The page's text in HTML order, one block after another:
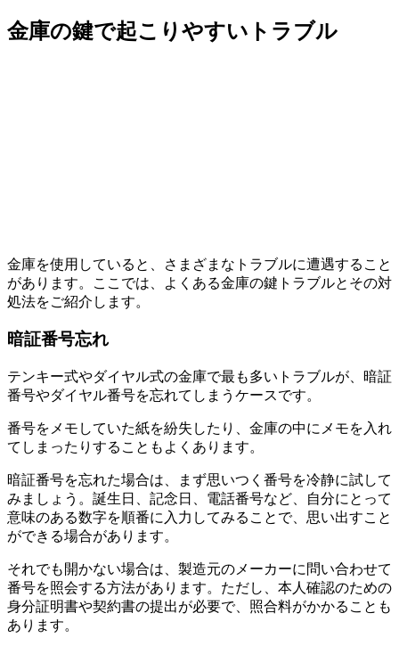
金庫の鍵で起こりやすいトラブル
金庫を使用していると、さまざまなトラブルに遭遇すること
があります。ここでは、よくある金庫の鍵トラブルとその対
処法をご紹介します。
暗証番号忘れ
テンキー式やダイヤル式の金庫で最も多いトラブルが、暗証
番号やダイヤル番号を忘れてしまうケースです。
番号をメモしていた紙を紛失したり、金庫の中にメモを入れ
てしまったりすることもよくあります。
暗証番号を忘れた場合は、まず思いつく番号を冷静に試して
みましょう。誕生日、記念日、電話番号など、自分にとって
意味のある数字を順番に入力してみることで、思い出すこと
ができる場合があります。
それでも開かない場合は、製造元のメーカーに問い合わせて
番号を照会する方法があります。ただし、本人確認のための
身分証明書や契約書の提出が必要で、照合料がかかることも
あります。